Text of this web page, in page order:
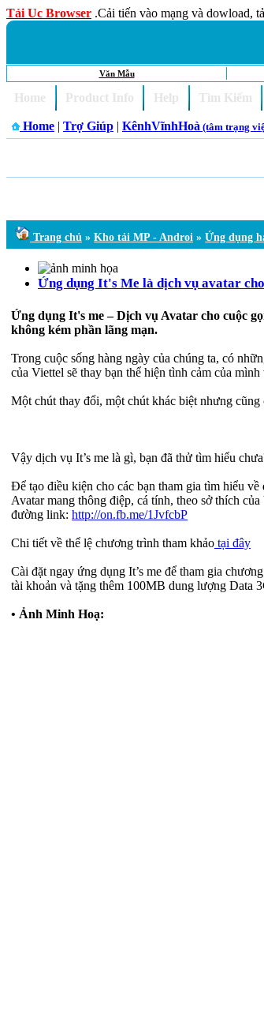
Tải Uc Browser .Cải tiến vào mạng và dowload,
Văn Mẫu
Home Product Info Help Tìm Kiếm
Home | Trợ Giúp | KênhVĩnhHoà (tâm trạng
Trang chủ » Kho tải MP - Androi » Ứng dụng
Ứng dụng It's Me là dịch vụ avatar
Ứng dụng It's me – Dịch vụ Avatar cho cuộc
không kém phần lãng mạn.
Trong cuộc sống hàng ngày của chúng ta, có
của Viettel sẽ thay bạn thể hiện tình cảm của
Một chút thay đổi, một chút khác biệt nhưng
Vậy dịch vụ It’s me là gì, bạn đã thử tìm hiểu
Để tạo điều kiện cho các bạn tham gia tìm hiểu
Avatar mang thông điệp, cá tính, theo sở thích
đường link: http://on.fb.me/1JvfcbP
Chi tiết về thể lệ chương trình tham khảo tại đây
Cài đặt ngay ứng dụng It’s me để tham gia
tài khoản và tặng thêm 100MB dung lượng Data
• Ảnh Minh Hoạ: